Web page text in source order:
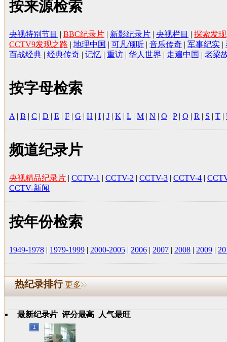
按来源检索
央视特别节目 | BBC纪录片 | 新影纪录片 | 央视栏目 | 探索发现
CCTV9发现之路 | 地理中国 | 可凡倾听 | 音乐传奇 | 军事纪实 |
百战经典 | 经典传奇 | 记忆 | 重访 | 华人世界 | 走遍中国 | 老梁
按字母检索
A | B | C | D | E | F | G | H | I | J | K | L | M | N | O | P| Q | R | S | T |
频道纪录片
央视精品纪录片 | CCTV-1 | CCTV-2 | CCTV-3 | CCTV-4 |
CCTV-新闻
按年份检索
1949-1978 | 1979-1999 | 2000-2005 | 2006 | 2007 | 2008 | 2009 |
热纪录排行 更多
最新纪录片 评分最高 人气最旺
1